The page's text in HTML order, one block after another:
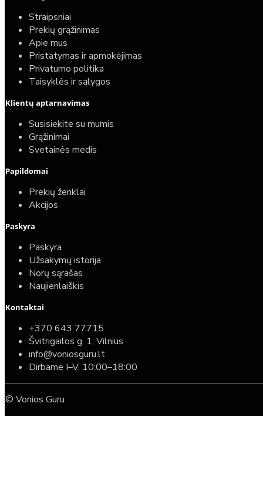
Straipsniai
Prekių grąžinimas
Apie mus
Pristatymas ir apmokėjimas
Privatumo politika
Taisyklės ir sąlygos
Klientų aptarnavimas
Susisiekite su mumis
Grąžinimai
Svetainės medis
Papildomai
Prekių ženklai
Akcijos
Paskyra
Paskyra
Užsakymų istorija
Norų sąrašas
Naujienlaiškis
Kontaktai
+370 643 77715
Švitrigailos g. 1, Vilnius
info@voniosguru.lt
Dirbame I–V, 10:00–18:00
© Vonios Guru